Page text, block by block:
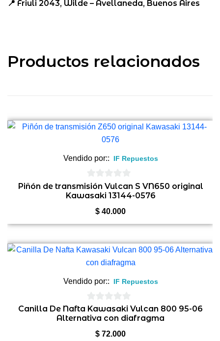
📍 Friuli 2043, Wilde – Avellaneda, Buenos Aires
Productos relacionados
Vendido por:: IF Repuestos
0
de
Piñón de transmisión Vulcan S VN650 original
Kawasaki 13144-0576
$ 40.000
Vendido por:: IF Repuestos
0
de
Canilla De Nafta Kawasaki Vulcan 800 95-06
Alternativa con diafragma
$ 72.000